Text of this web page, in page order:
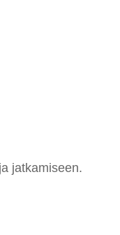
jatkamiseen.